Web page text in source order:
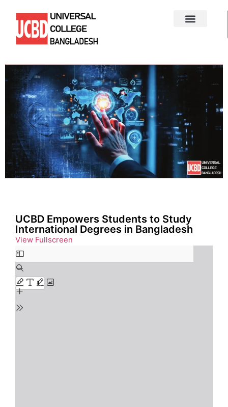
UCBD Empowers Students to Study
International Degrees in Bangladesh
View Fullscreen